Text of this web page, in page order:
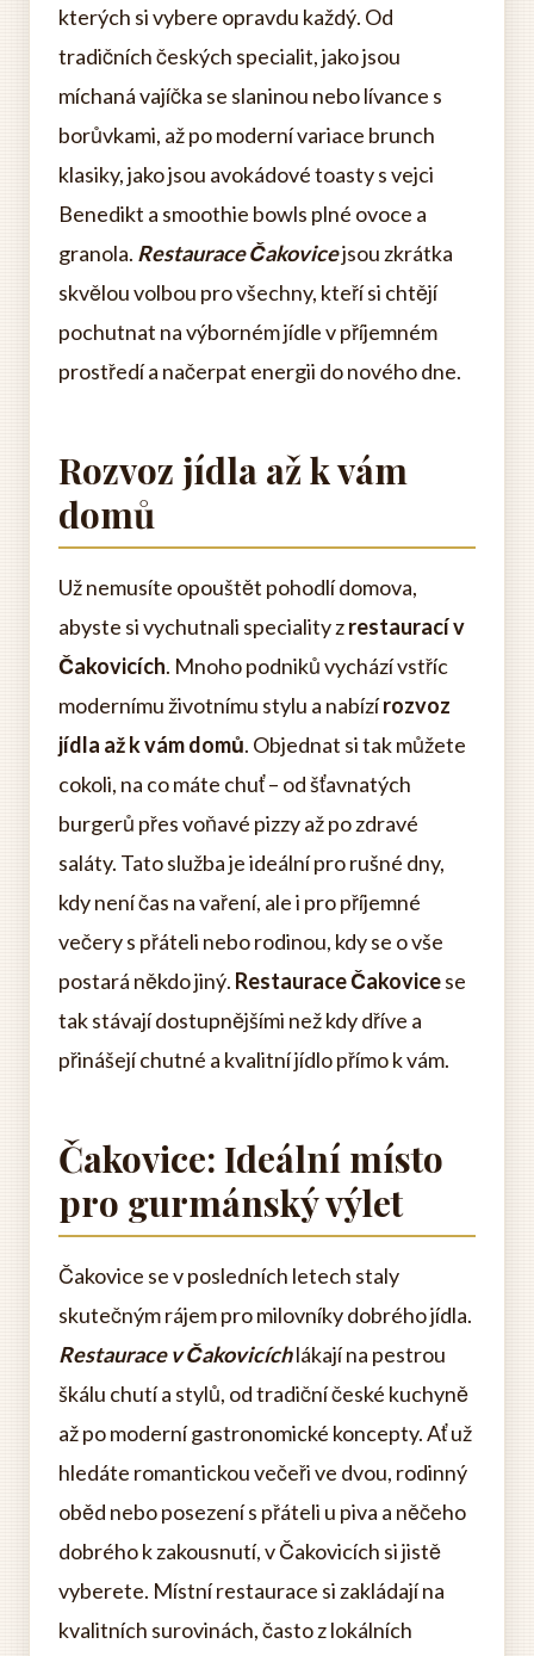
kterých si vybere opravdu každý. Od
tradičních českých specialit, jako jsou
míchaná vajíčka se slaninou nebo lívance s
borůvkami, až po moderní variace brunch
klasiky, jako jsou avokádové toasty s vejci
Benedikt a smoothie bowls plné ovoce a
granola. Restaurace Čakovicejsou zkrátka
skvělou volbou pro všechny, kteří si chtějí
pochutnat na výborném jídle v příjemném
prostředí a načerpat energii do nového dne.
Rozvoz jídla až k vám
domů
Už nemusíte opouštět pohodlí domova,
abyste si vychutnali speciality zrestaurací v
Čakovicích. Mnoho podniků vychází vstříc
modernímu životnímu stylu a nabízírozvoz
jídla až k vám domů. Objednat si tak můžete
cokoli, na co máte chuť – od šťavnatých
burgerů přes voňavé pizzy až po zdravé
saláty. Tato služba je ideální pro rušné dny,
kdy není čas na vaření, ale i pro příjemné
večery s přáteli nebo rodinou, kdy se o vše
postará někdo jiný. Restaurace Čakovicese
tak stávají dostupnějšími než kdy dříve a
přinášejí chutné a kvalitní jídlo přímo k vám.
Čakovice: Ideální místo
pro gurmánský výlet
Čakovice se v posledních letech staly
skutečným rájem pro milovníky dobrého jídla.
Restaurace v Čakovicíchlákají na pestrou
škálu chutí a stylů, od tradiční české kuchyně
až po moderní gastronomické koncepty. Ať už
hledáte romantickou večeři ve dvou, rodinný
oběd nebo posezení s přáteli u piva a něčeho
dobrého k zakousnutí, v Čakovicích si jistě
vyberete. Místní restaurace si zakládají na
kvalitních surovinách, často z lokálních